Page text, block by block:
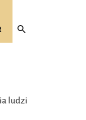
ludzi